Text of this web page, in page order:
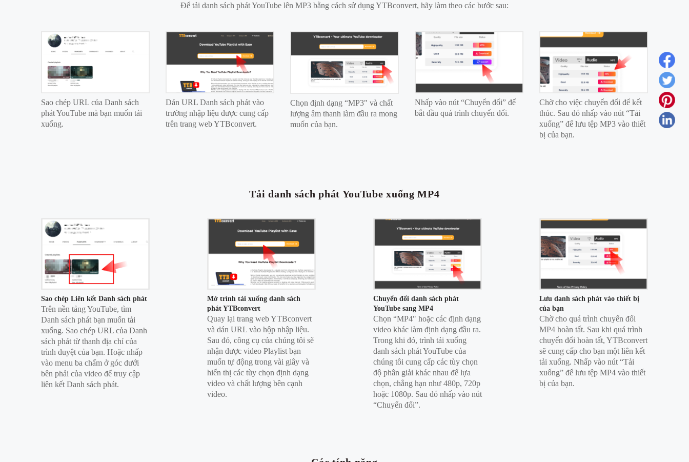
Để tải danh sách phát YouTube lên MP3 bằng cách sử dụng YTBconvert, hãy làm theo các bước sau:
Sao chép URL của Danh sách
phát YouTube mà bạn muốn tải
xuống.
Dán URL Danh sách phát vào
trường nhập liệu được cung cấp
trên trang web YTBconvert.
Chọn định dạng “MP3" và chất
lượng âm thanh làm đầu ra mong
muốn của bạn.
Nhấp vào nút “Chuyển đổi” để
bắt đầu quá trình chuyển đổi.
Chờ cho việc chuyển đổi để kết
thúc. Sau đó nhấp vào nút “Tải
xuống” để lưu tệp MP3 vào thiết
bị của bạn.
Tải danh sách phát YouTube xuống MP4
Sao chép Liên kết Danh sách phát
Trên nền tảng YouTube, tìm
Danh sách phát bạn muốn tải
xuống. Sao chép URL của Danh
sách phát từ thanh địa chỉ của
trình duyệt của bạn. Hoặc nhấp
vào menu ba chấm ở góc dưới
bên phải của video để truy cập
liên kết Danh sách phát.
Mở trình tải xuống danh sách
phát YTBconvert
Quay lại trang web YTBconvert
và dán URL vào hộp nhập liệu.
Sau đó, công cụ của chúng tôi sẽ
nhận được video Playlist bạn
muốn tự động trong vài giây và
hiển thị các tùy chọn định dạng
video và chất lượng bên cạnh
video.
Chuyển đổi danh sách phát
YouTube sang MP4
Chọn “MP4" hoặc các định dạng
video khác làm định dạng đầu ra.
Trong khi đó, trình tải xuống
danh sách phát YouTube của
chúng tôi cung cấp các tùy chọn
độ phân giải khác nhau để lựa
chọn, chẳng hạn như 480p, 720p
hoặc 1080p. Sau đó nhấp vào nút
“Chuyển đổi”.
Lưu danh sách phát vào thiết bị
của bạn
Chờ cho quá trình chuyển đổi
MP4 hoàn tất. Sau khi quá trình
chuyển đổi hoàn tất, YTBconvert
sẽ cung cấp cho bạn một liên kết
tải xuống. Nhấp vào nút “Tải
xuống” để lưu tệp MP4 vào thiết
bị của bạn.